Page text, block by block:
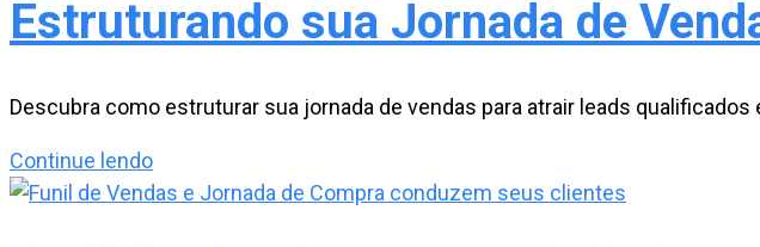
para
na
Veja
minha
Estruturando sua Jornada de
Descubra como estruturar sua jornada de vendas para atrair leads
Continue lendoEstruturando
sua